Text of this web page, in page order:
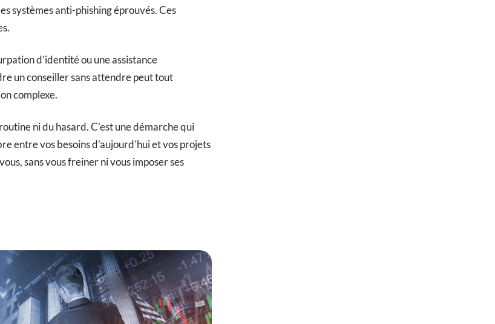
systèmes anti-phishing éprouvés. Ces
d’identité ou une assistance
un conseiller sans attendre peut tout
complexe.
ni du hasard. C’est une démarche qui
entre vos besoins d’aujourd’hui et vos projets
sans vous freiner ni vous imposer ses